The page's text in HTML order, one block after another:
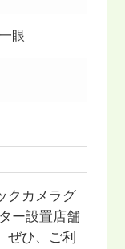
眼
クカメラグ
ー設置店舗
ぜひ、ご利